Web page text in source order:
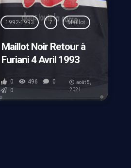
1992-1993 7 Maillot
Maillot Noir Retour à
Furiani 4 Avril 1993
0 496
0
0
août 5,
2021